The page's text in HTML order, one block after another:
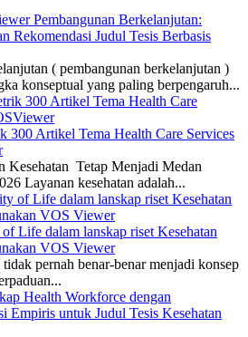
Pembangunan Berkelanjutan:
Rekomendasi Judul Tesis Berbasis
( pembangunan berkelanjutan )
konseptual yang paling berpengaruh...
300 Artikel Tema Health Care Services
Kesehatan Tetap Menjadi Medan
Layanan kesehatan adalah...
Life dalam lanskap riset Kesehatan
VOS Viewer
pernah benar-benar menjadi konsep